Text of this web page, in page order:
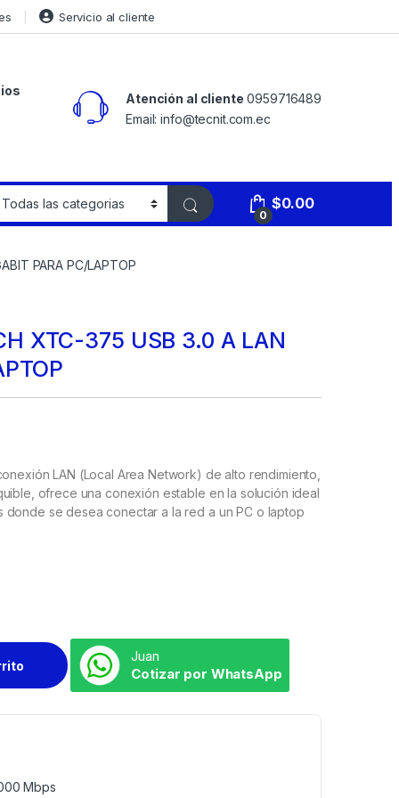
Servicio al cliente
Atención al cliente 0959716489
Email: info@tecnit.com.ec
0
$0.00
PARA PC/LAPTOP
XTC-375 USB 3.0 A LAN
LAN (Local Area Network) de alto rendimiento,
ofrece una conexión estable en la solución ideal
se desea conectar a la red a un PC o laptop
Juan
Cotizar por WhatsApp
Mbps